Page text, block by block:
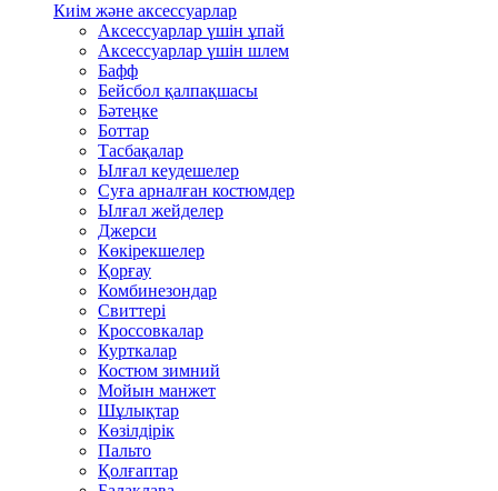
Киім және аксессуарлар
Аксессуарлар үшін ұпай
Аксессуарлар үшін шлем
Бафф
Бейсбол қалпақшасы
Бәтеңке
Боттар
Тасбақалар
Ылғал кеудешелер
Суға арналған костюмдер
Ылғал жейделер
Джерси
Көкірекшелер
Қорғау
Комбинезондар
Свиттері
Кроссовкалар
Курткалар
Костюм зимний
Мойын манжет
Шұлықтар
Көзілдірік
Пальто
Қолғаптар